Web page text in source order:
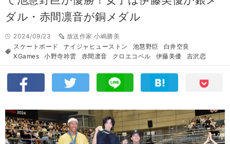
ダル・赤間凛音が銅メダル
2024/09/23
放送作家 小嶋勝美
スケートボード
ナイジャヒューストン 池慧野巨
白井空良
XGames
小野寺吟雲 赤間凛音 クロエコベル 伊藤美優 吉沢恋